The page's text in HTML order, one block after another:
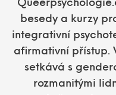
besedy a kurzy
integrativní
afirmativní přístup.
setkává s
rozmanitými